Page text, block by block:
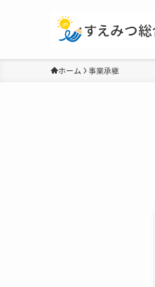
ホーム 事業承継